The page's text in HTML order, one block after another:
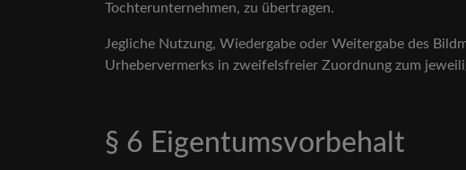
Tochterunternehmen, zu übertragen.
Jegliche Nutzung, Wiedergabe oder Weitergabe des
Urhebervermerks in zweifelsfreier Zuordnung zum
§ 6 Eigentumsvorbehalt